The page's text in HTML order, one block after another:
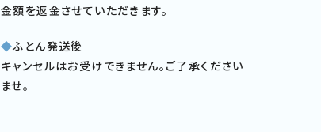
金額を返金させていただきます。
◆ふとん発送後
キャンセルはお受けできません。ご了承ください
ませ。